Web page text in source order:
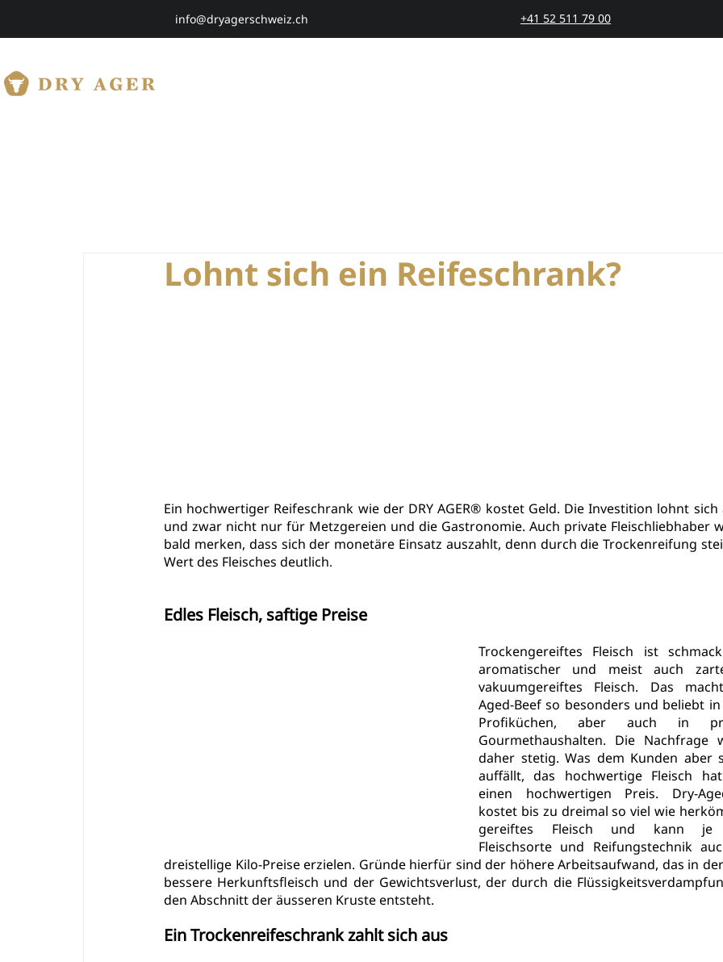
info@dryagerschweiz.ch +41 52 511 79 00
Lohnt sich ein Reifeschrank?
Ein hochwertiger Reifeschrank wie der DRY AGER® kostet Geld. Die Investition lohnt sich
und zwar nicht nur für Metzgereien und die Gastronomie. Auch private Fleischliebhaber
bald merken, dass sich der monetäre Einsatz auszahlt, denn durch die Trockenreifung
Wert des Fleisches deutlich.
Edles Fleisch, saftige Preise
Trockengereiftes Fleisch ist
aromatischer und meist auch
vakuumgereiftes Fleisch. Das
Aged-Beef so besonders und beliebt
Profiküchen, aber auch in
Gourmethaushalten. Die Nachfrage
daher stetig. Was dem Kunden aber
auffällt, das hochwertige Fleisch
einen hochwertigen Preis. Dry-
kostet bis zu dreimal so viel wie
gereiftes Fleisch und kann je
Fleischsorte und Reifungstechnik
dreistellige Kilo-Preise erzielen. Gründe hierfür sind der höhere Arbeitsaufwand, das in
bessere Herkunftsfleisch und der Gewichtsverlust, der durch die
den Abschnitt der äusseren Kruste entsteht.
Ein Trockenreifeschrank zahlt sich aus